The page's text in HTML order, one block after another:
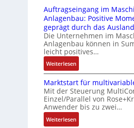
s
c
h
f
l
e
x
i
b
e
l
f
i
n
e
n
4
G
u
n
d
5
G
a
Z
e
r
t
i
i
e
r
n
u
c
k
a
u
s
g
l
e
i
c
h
s
Auftragseingang im
Anlagenbau: Positive
geprägt durch das
Die Unternehmen im
Anlagenbau können in
leicht positives…
Weiterlesen:
A
u
f
t
r
a
Marktstart für
Mit der Steuerung
Einzel/Parallel von
Anwender bis zu zwei…
Weiterlesen: